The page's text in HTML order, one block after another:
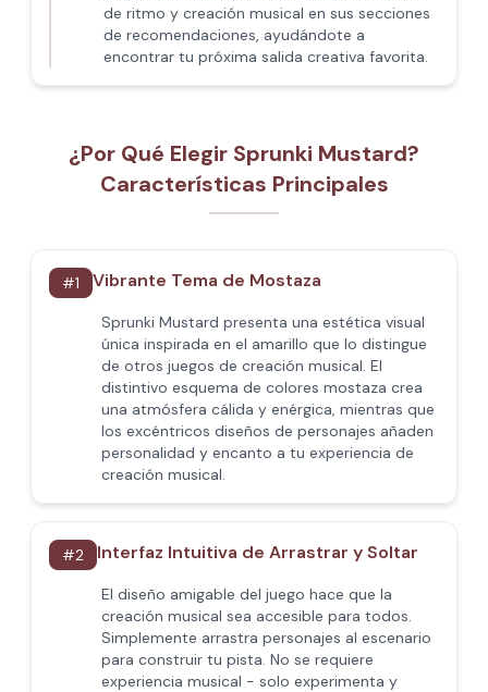
de ritmo y creación musical en sus secciones
de recomendaciones, ayudándote a
encontrar tu próxima salida creativa favorita.
¿Por Qué Elegir Sprunki Mustard?
Características Principales
#1 Vibrante Tema de Mostaza
Sprunki Mustard presenta una estética visual
única inspirada en el amarillo que lo distingue
de otros juegos de creación musical. El
distintivo esquema de colores mostaza crea
una atmósfera cálida y enérgica, mientras que
los excéntricos diseños de personajes añaden
personalidad y encanto a tu experiencia de
creación musical.
#2 Interfaz Intuitiva de Arrastrar y Soltar
El diseño amigable del juego hace que la
creación musical sea accesible para todos.
Simplemente arrastra personajes al escenario
para construir tu pista. No se requiere
experiencia musical - solo experimenta y